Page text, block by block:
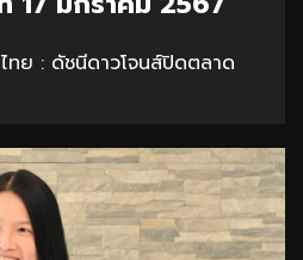
ย : ดัชนีดาวโจนส์ปิดตลาด